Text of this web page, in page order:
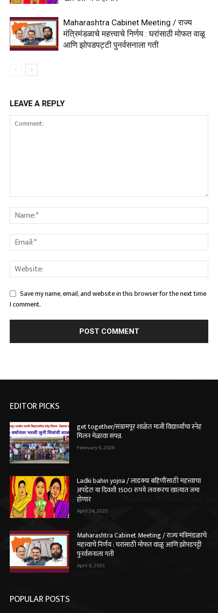
Maharashtra Cabinet Meeting / राज्य
मंत्रिमंडळाचे महत्त्वाचे निर्णय : घरांसाठी मोफत वाळू
आणि झोपडपट्टी पुनर्वसनाला गती
LEAVE A REPLY
Save my name, email, and website in this browser for the next time
I comment.
EDITOR PICKS
get together/संग्रामपूर शाळेत माजी विद्यार्थ्यांचा स्नेह
मिलन मेळावा संपन्न.
February 6, 2026
Ladki bahin yojna / लाडक्या बहिणींसाठी महत्त्वाचा
अपडेट! या दिवशी 1500 रुपये लवकरच खात्यात जमा
होणार
April 24, 2025
Maharashtra Cabinet Meeting / राज्य मंत्रिमंडळाचे
महत्त्वाचे निर्णय : घरांसाठी मोफत वाळू आणि झोपडपट्टी
पुनर्वसनाला गती
April 8, 2025
POPULAR POSTS